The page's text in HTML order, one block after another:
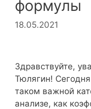
формулы
18.05.2021
Здравствуйте,
Тюлягин!
таком важной
анализе, как